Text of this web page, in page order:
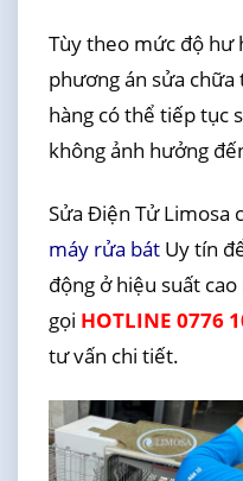
Tùy theo mức độ hư
phương án sửa
hàng có thể tiếp tục
không ảnh hưởng
Sửa Điện Tử Limosa
máy rửa bátUy tín
động ở hiệu suất
gọi HOTLINE 0776
tư vấn chi tiết.